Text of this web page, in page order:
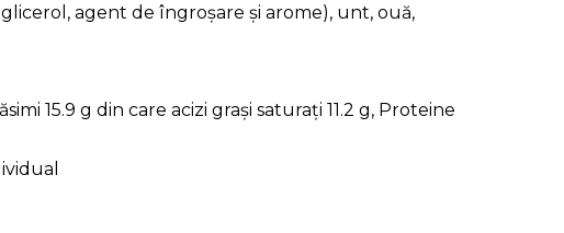
agent de îngroșare și arome), unt, ouă,
15.9 g din care acizi grași saturați 11.2 g, Proteine